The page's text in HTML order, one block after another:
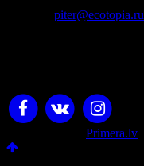
piter@ecotopia.ru
Primera.lv